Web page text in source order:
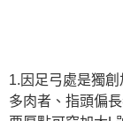
1.因足弓處是獨
多肉者、指頭偏